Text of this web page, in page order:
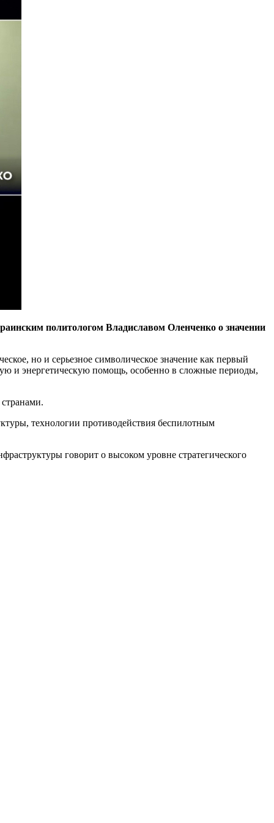
политологом Владиславом Оленченко о значении
но и серьезное символическое значение как первый
и энергетическую помощь, особенно в сложные периоды,
технологии противодействия беспилотным
говорит о высоком уровне стратегического